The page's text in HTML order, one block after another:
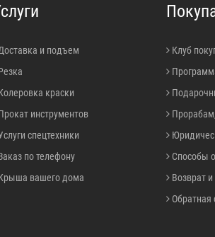
и подъем
краски
инструментов
спецтехники
по телефону
вашего дома
Клуб
Способы
Возврат
Обратная